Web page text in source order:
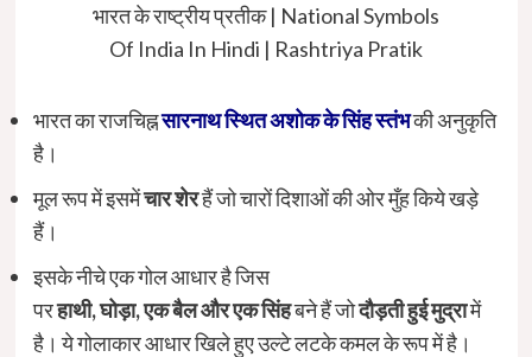
भारत के राष्ट्रीय प्रतीक | National Symbols
Of India In Hindi | Rashtriya Pratik
भारत का राजचिह्नसारनाथ स्थित अशोक के सिंह स्तंभकी अनुकृति
है।
मूल रूप में इसमेंचारशेरहैं जो चारों दिशाओं की ओर मुँह किये खड़े
हैं।
इसके नीचे एक गोल आधार है जिस
परहाथी,घोड़ा,एकबैलऔरएकसिंहबने हैं जोदौड़तीहुईमुद्रामें
है। ये गोलाकार आधार खिले हुए उल्टे लटके कमल के रूप में है।